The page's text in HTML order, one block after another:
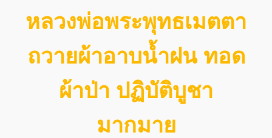
หลวงพ่อพระพุทธเมตตา
ถวายผ้าอาบน้ำฝน ทอด
ผ้าป่า ปฏิบัติบูชา
มากมาย